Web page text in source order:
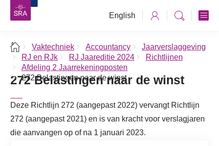
English
Vaktechniek Accountancy
Jaarverslaggeving
RJ en RJk
RJ Jaareditie 2024
Richtlijnen
Afdeling 2 Jaarrekeningposten
272 Belastingen naar de winst
272 Belastingen naar de winst
Deze Richtlijn 272 (aangepast 2022) vervangt Richtlijn
272 (aangepast 2021) en is van kracht voor verslagjaren
die aanvangen op of na 1 januari 2023.